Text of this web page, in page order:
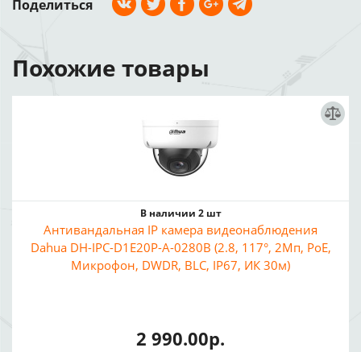
Поделиться
Похожие товары
В наличии 2 шт
Антивандальная IP камера видеонаблюдения
Dahua DH-IPC-D1E20P-A-0280B (2.8, 117°, 2Мп, PoE,
Микрофон, DWDR, BLC, IP67, ИК 30м)
2 990.00р.